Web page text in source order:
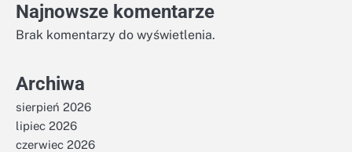
Najnowsze komentarze
Brak komentarzy do wyświetlenia.
Archiwa
sierpień 2026
lipiec 2026
czerwiec 2026